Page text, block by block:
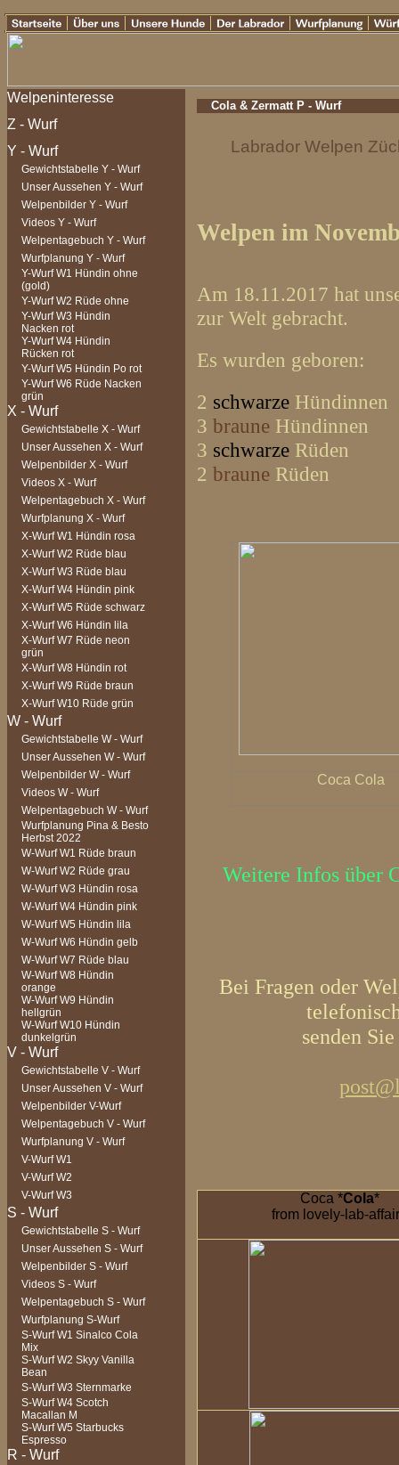
Gewichtstabelle Y - Wurf
Unser Aussehen Y - Wurf
Welpenbilder Y - Wurf
Videos Y - Wurf
Welpentagebuch Y - Wurf
Wurfplanung Y - Wurf
Y-Wurf W1 Hündin ohne
(gold)
Y-Wurf W2 Rüde ohne
Y-Wurf W3 Hündin
Nacken rot
Y-Wurf W4 Hündin
Rücken rot
Y-Wurf W5 Hündin Po rot
Y-Wurf W6 Rüde Nacken
grün
Gewichtstabelle X - Wurf
Unser Aussehen X - Wurf
Welpenbilder X - Wurf
Videos X - Wurf
Welpentagebuch X - Wurf
Wurfplanung X - Wurf
X-Wurf W1 Hündin rosa
X-Wurf W2 Rüde blau
X-Wurf W3 Rüde blau
X-Wurf W4 Hündin pink
X-Wurf W5 Rüde schwarz
X-Wurf W6 Hündin lila
X-Wurf W7 Rüde neon
grün
X-Wurf W8 Hündin rot
X-Wurf W9 Rüde braun
X-Wurf W10 Rüde grün
Gewichtstabelle W - Wurf
Unser Aussehen W - Wurf
Welpenbilder W - Wurf
Videos W - Wurf
Welpentagebuch W - Wurf
Wurfplanung Pina & Besto
Herbst 2022
W-Wurf W1 Rüde braun
W-Wurf W2 Rüde grau
W-Wurf W3 Hündin rosa
W-Wurf W4 Hündin pink
W-Wurf W5 Hündin lila
W-Wurf W6 Hündin gelb
W-Wurf W7 Rüde blau
W-Wurf W8 Hündin
orange
W-Wurf W9 Hündin
hellgrün
W-Wurf W10 Hündin
dunkelgrün
Gewichtstabelle V - Wurf
Unser Aussehen V - Wurf
Welpenbilder V-Wurf
Welpentagebuch V - Wurf
Wurfplanung V - Wurf
V-Wurf W1
V-Wurf W2
V-Wurf W3
Gewichtstabelle S - Wurf
Unser Aussehen S - Wurf
Welpenbilder S - Wurf
Videos S - Wurf
Welpentagebuch S - Wurf
Wurfplanung S-Wurf
S-Wurf W1 Sinalco Cola
Mix
S-Wurf W2 Skyy Vanilla
Bean
S-Wurf W3 Sternmarke
S-Wurf W4 Scotch
Macallan M
S-Wurf W5 Starbucks
Espresso
Cola & Zermatt P - Wurf
Labrador Welpen
Welpen im
Am 18.11.2017 hat
zur Welt gebracht.
Es wurden geboren:
2 schwarze Hündinnen
3 braune Hündinnen
3 schwarze Rüden
2 braune Rüden
Coca Cola
Weitere Infos über
Bei Fragen oder
senden
Coca *Cola*
from lovely-lab-